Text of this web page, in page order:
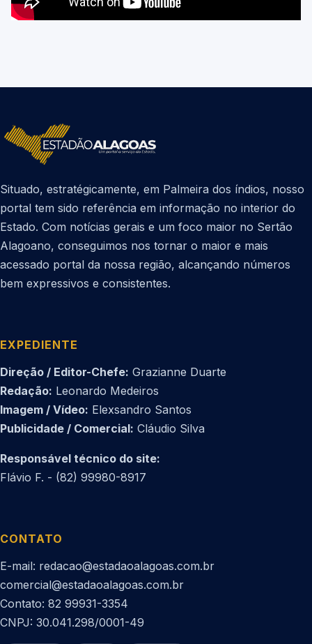
Situado, estratégicamente, em Palmeira dos índios, nosso
portal tem sido referência em informação no interior do
Estado. Com notícias gerais e um foco maior no Sertão
Alagoano, conseguimos nos tornar o maior e mais
acessado portal da nossa região, alcançando números
bem expressivos e consistentes.
EXPEDIENTE
Direção / Editor-Chefe: Grazianne Duarte
Redação: Leonardo Medeiros
Imagem / Vídeo: Elexsandro Santos
Publicidade / Comercial: Cláudio Silva
Responsável técnico do site:
Flávio F. - (82) 99980-8917
CONTATO
E-mail: redacao@estadaoalagoas.com.br
comercial@estadaoalagoas.com.br
Contato: 82 99931-3354
CNPJ: 30.041.298/0001-49